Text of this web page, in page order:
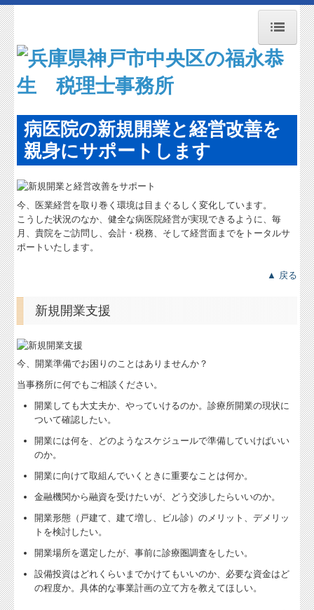
トップページ
お知らせ
事務所紹介
経営理念
業務案内
関連リンク
リンク集
病院・診療所の皆様へ
補助金・助成金・融資情報
関与先向け融資商品ご紹介
経営者オススメ情報
Q&A経営相談
税務カレンダー
個人情報保護方針
経営革新等支援機関とは
病医院の新規開業と経営改善を
親身にサポートします
今、医業経営を取り巻く環境は目まぐるしく変化しています。
こうした状況のなか、健全な病医院経営が実現できるように、毎
月、貴院をご訪問し、会計・税務、そして経営面までをトータルサ
ポートいたします。
▲ 戻る
新規開業支援
今、開業準備でお困りのことはありませんか？
当事務所に何でもご相談ください。
開業しても大丈夫か、やっていけるのか。診療所開業の現状に
ついて確認したい。
開業には何を、どのようなスケジュールで準備していけばいい
のか。
開業に向けて取組んでいくときに重要なことは何か。
金融機関から融資を受けたいが、どう交渉したらいいのか。
開業形態（戸建て、建て増し、ビル診）のメリット、デメリッ
トを検討したい。
開業場所を選定したが、事前に診療圏調査をしたい。
設備投資はどれくらいまでかけてもいいのか、必要な資金はど
の程度か。具体的な事業計画の立て方を教えてほしい。